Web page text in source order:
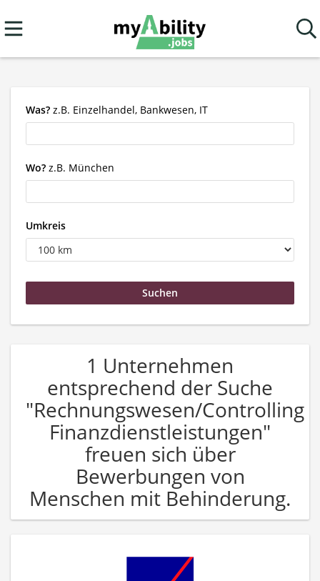
Was? z.B. Einzelhandel, Bankwesen, IT
Wo? z.B. München
Umkreis
1 Unternehmen
entsprechend der Suche
"Rechnungswesen/Controlling
Finanzdienstleistungen"
freuen sich über
Bewerbungen von
Menschen mit Behinderung.